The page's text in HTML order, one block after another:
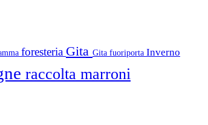
foresteria Gita Gita fuoriporta Inverno
raccolta marroni